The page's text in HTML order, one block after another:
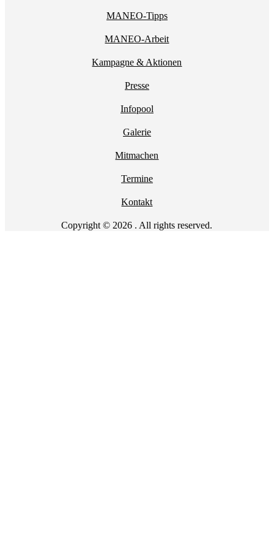
MANEO-Tipps
MANEO-Arbeit
Kampagne & Aktionen
Presse
Infopool
Galerie
Mitmachen
Termine
Kontakt
Copyright © 2026 . All rights reserved.